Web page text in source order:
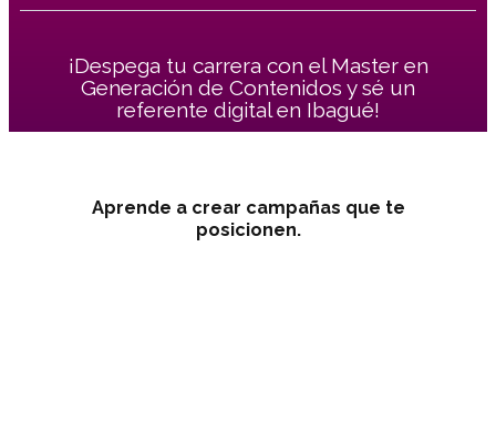
¡Despega tu carrera con el Master en
Generación de Contenidos y sé un
referente digital en Ibagué!
Aprende a crear campañas que te
posicionen.